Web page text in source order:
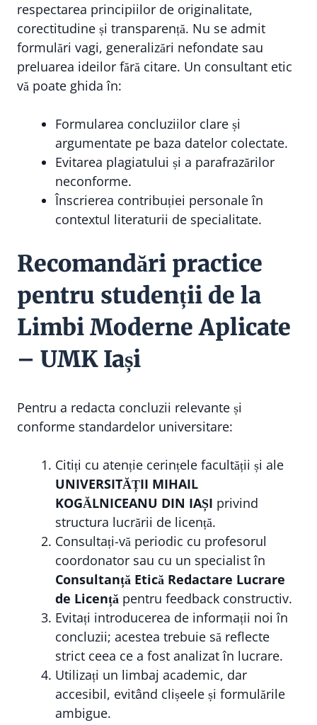
respectarea principiilor de originalitate,
corectitudine și transparență. Nu se admit
formulări vagi, generalizări nefondate sau
preluarea ideilor fără citare. Un consultant etic
vă poate ghida în:
Formularea concluziilor clare și
argumentate pe baza datelor colectate.
Evitarea plagiatului și a parafrazărilor
neconforme.
Înscrierea contribuției personale în
contextul literaturii de specialitate.
Recomandări practice
pentru studenții de la
Limbi Moderne Aplicate
– UMK Iași
Pentru a redacta concluzii relevante și
conforme standardelor universitare:
Citiți cu atenție cerințele facultății și ale
UNIVERSITĂȚII MIHAIL
KOGĂLNICEANU DIN IAȘI privind
structura lucrării de licență.
Consultați-vă periodic cu profesorul
coordonator sau cu un specialist în
Consultanță Etică Redactare Lucrare
de Licență pentru feedback constructiv.
Evitați introducerea de informații noi în
concluzii; acestea trebuie să reflecte
strict ceea ce a fost analizat în lucrare.
Utilizați un limbaj academic, dar
accesibil, evitând clișeele și formulările
ambigue.